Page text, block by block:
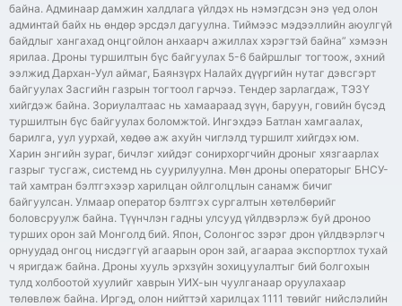
байна. Админаар дамжин халдлага үйлдэх нь нэмэгдсэн энэ үед олон
админтай байх нь өндөр эрсдэл дагуулна. Тиймээс мэдээллийн аюулгүй
байдлыг хангахад онцгойлон анхаарч ажиллах хэрэгтэй байна” хэмээн
ярилаа. Дроны туршилтын бүс байгуулах 5-6 байршлыг тогтоож, эхний
ээлжид Дархан-Уул аймаг, Баянзүрх Налайх дүүргийн нутаг дэвсгэрт
байгуулах Засгийн газрын тогтоол гарчээ. Тендер зарлагдаж, ТЭЗҮ
хийгдэж байна. Зориулалтаас нь хамаараад зүүн, баруун, говийн бүсэд
туршилтын бүс байгуулах боломжтой. Ингэхдээ Батлан хамгаалах,
барилга, уул уурхай, хөдөө аж ахуйн чиглэлд туршилт хийгдэх юм.
Харин энгийн зураг, бичлэг хийдэг сонирхоргчийн дроныг хязгаарлах
газрыг тусгаж, системд нь суурилуулна. Мөн дроны операторыг БНСУ-
тай хамтран бэлтгэхээр харилцан ойлголцлын санамж бичиг
байгуулсан. Улмаар оператор бэлтгэх сургалтын хөтөлбөрийг
боловсруулж байна. Түүнчлэн гадны улсууд үйлдвэрлэж буй дроноо
турших орон зай Монголд бий. Япон, Солонгос зэрэг дрон үйлдвэрлэгч
орнуудад онгоц нисдэггүй агаарын орон зай, агаараа экспортлох тухай
ч яригдаж байна. Дроны хууль эрхзүйн зохицуулалтыг бий болгохын
тулд холбоотой хуулийг хаврын УИХ-ын чуулганаар оруулахаар
төлөвлөж байна. Иргэд, олон нийттэй харилцах 1111 төвийг нийслэлийн